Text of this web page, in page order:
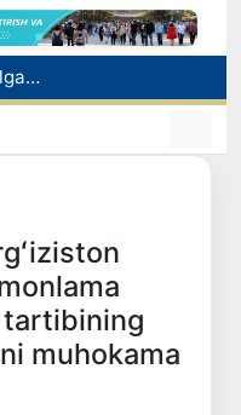
2030 yilgacha xavfli chiqindilarni qayta ishlash darajasi 20 foizga yetkaziladi
Oʻzbekiston ilk bor Xalqaro informatika olimpiadasi — IOI 2026ga mezbonlik qiladi
muhokama